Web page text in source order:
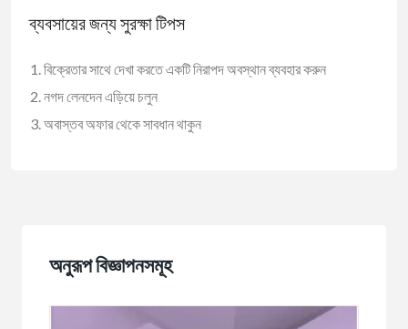
ব্যবসায়ের জন্য সুরক্ষা টিপস
বিক্রেতার সাথে দেখা করতে একটি নিরাপদ অবস্থান ব্যবহার করুন
নগদ লেনদেন এড়িয়ে চলুন
অবাস্তব অফার থেকে সাবধান থাকুন
অনুরূপ বিজ্ঞাপনসমূহ